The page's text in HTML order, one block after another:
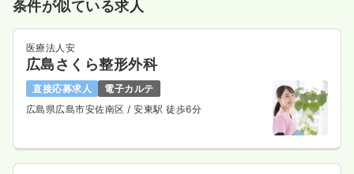
条件が似ている求人
医療法人安
広島さくら整形外科
直接応募求人
電子カルテ
広島県広島市安佐南区 / 安東駅 徒歩6分